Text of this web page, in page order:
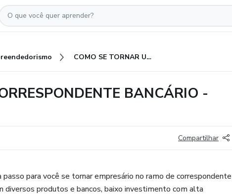
COMO SE TORNAR UM CORRESPONDENTE BANCÁRIO - MULTIBANCOS
BANCÁRIO -
Compartilhar
passo para você se tornar empresário no ramo de correspondente
diversos produtos e bancos, baixo investimento com alta